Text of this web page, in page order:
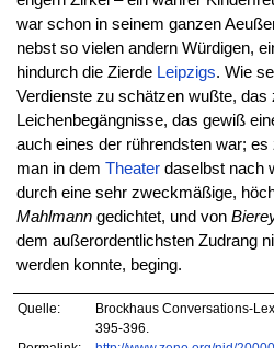
war schon in seinem ganzen
nebst so vielen andern Würdigen,
hindurch die Zierde Leipzigs. Wie
Verdienste zu schätzen wußte, das
Leichenbegängnisse, das gewiß
auch eines der rührendsten war;
man in dem Theaterdaselbst nach
durch eine sehr zweckmäßige,
Mahlmanngedichtet, und von
dem außerordentlichsten Zudrang
werden konnte, beging.
Quelle:
Brockhaus Conversations-
395-396.